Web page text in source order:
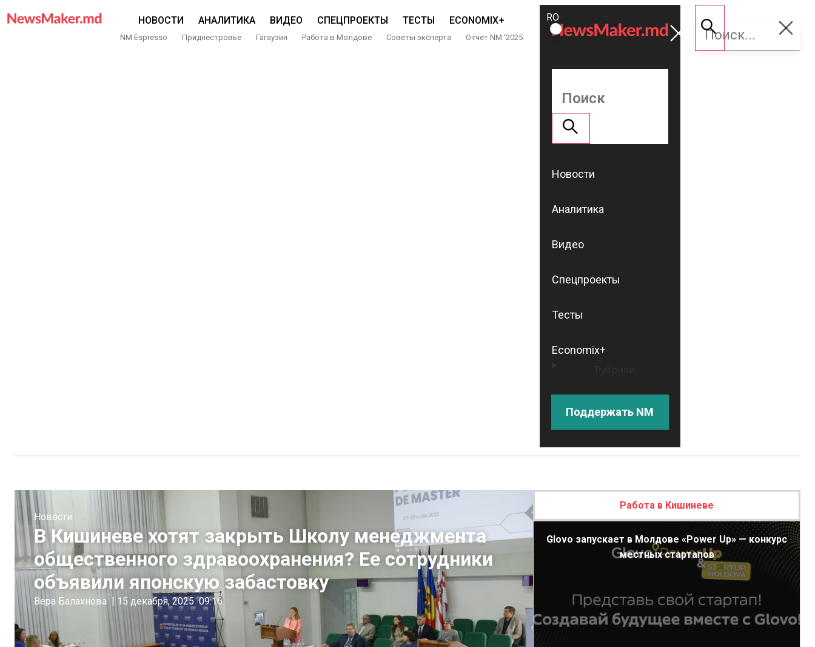
НОВОСТИ АНАЛИТИКА ВИДЕО СПЕЦПРОЕКТЫ ТЕСТЫ ECONOMIX+
NM Espresso Приднестровье Гагаузия Работа в Молдове Советы эксперта Отчет NM ‘2025
ROMÂNĂ
RU
Поддержать
NM
Новости
Аналитика
Видео
Спецпроекты
Тесты
Economix+
Поддержать NM
Новости
В Кишиневе хотят закрыть Школу менеджмента
общественного здравоохранения? Ее сотрудники
объявили японскую забастовку
Вера Балахнова | 15 декабря, 2025 09:16
Работа в Кишиневе
Glovo запускает в Молдове «Power Up» — конкурс
местных стартапов